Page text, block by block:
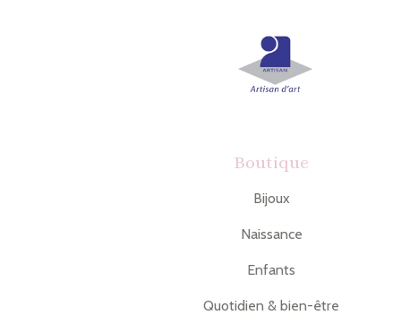
Boutique
Bijoux
Naissance
Enfants
Quotidien & bien-être